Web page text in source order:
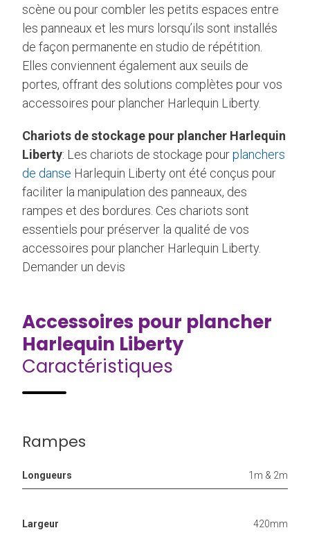
scène ou pour combler les petits espaces entre
les panneaux et les murs lorsqu’ils sont installés
de façon permanente en studio de répétition.
Elles conviennent également aux seuils de
portes, offrant des solutions complètes pour vos
accessoires pour plancher Harlequin Liberty.
Chariots de stockage pour plancher Harlequin
Liberty: Les chariots de stockage pourplanchers
de danse Harlequin Liberty ont été conçus pour
faciliter la manipulation des panneaux, des
rampes et des bordures. Ces chariots sont
essentiels pour préserver la qualité de vos
accessoires pour plancher Harlequin Liberty.
Demander un devis
Accessoires pour plancher
Harlequin Liberty
Caractéristiques
Rampes
Longueurs 1m & 2m
Largeur 420mm